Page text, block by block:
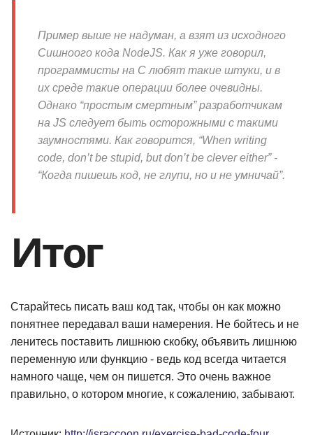
Пример выше не надуман, а взят из исходного
Сишноого кода NodeJS. Как я уже говорил,
программисты на С любят такие штуки, и в
их среде такие операции более очевидны.
Однако “простым смертным” разработчикам
на JS следует быть осторожными с такими
заумностями. Как говорится, “When writing
code, don’t be stupid, but don’t be clever either” -
“Когда пишешь код, не глупи, но и не умничай”.
Итог
Старайтесь писать ваш код так, чтобы он как можно
понятнее передавал ваши намерения. Не бойтесь и не
ленитесь поставить лишнюю скобку, объявить лишнюю
переменную или функцию - ведь код всегда читается
намного чаще, чем он пишется. Это очень важное
правильно, о котором многие, к сожалению, забывают.